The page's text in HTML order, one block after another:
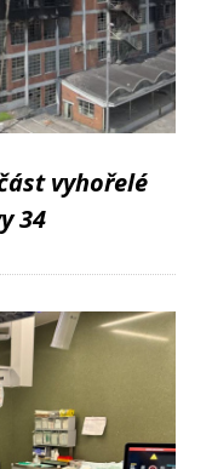
vyhořelé
34